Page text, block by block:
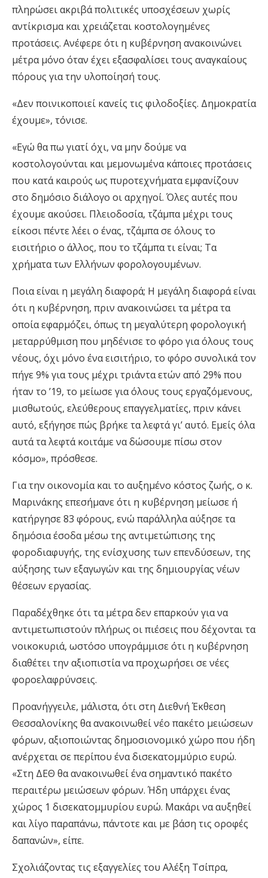
πληρώσει ακριβά πολιτικές υποσχέσεων χωρίς
αντίκρισμα και χρειάζεται κοστολογημένες
προτάσεις. Ανέφερε ότι η κυβέρνηση ανακοινώνει
μέτρα μόνο όταν έχει εξασφαλίσει τους αναγκαίους
πόρους για την υλοποίησή τους.
«Δεν ποινικοποιεί κανείς τις φιλοδοξίες. Δημοκρατία
έχουμε», τόνισε.
«Εγώ θα πω γιατί όχι, να μην δούμε να
κοστολογούνται και μεμονωμένα κάποιες προτάσεις
που κατά καιρούς ως πυροτεχνήματα εμφανίζουν
στο δημόσιο διάλογο οι αρχηγοί. Όλες αυτές που
έχουμε ακούσει. Πλειοδοσία, τζάμπα μέχρι τους
είκοσι πέντε λέει ο ένας, τζάμπα σε όλους το
εισιτήριο ο άλλος, που το τζάμπα τι είναι; Τα
χρήματα των Ελλήνων φορολογουμένων.
Ποια είναι η μεγάλη διαφορά; Η μεγάλη διαφορά είναι
ότι η κυβέρνηση, πριν ανακοινώσει τα μέτρα τα
οποία εφαρμόζει, όπως τη μεγαλύτερη φορολογική
μεταρρύθμιση που μηδένισε το φόρο για όλους τους
νέους, όχι μόνο ένα εισιτήριο, το φόρο συνολικά τον
πήγε 9% για τους μέχρι τριάντα ετών από 29% που
ήταν το ’19, το μείωσε για όλους τους εργαζόμενους,
μισθωτούς, ελεύθερους επαγγελματίες, πριν κάνει
αυτό, εξήγησε πώς βρήκε τα λεφτά γι’ αυτό. Εμείς όλα
αυτά τα λεφτά κοιτάμε να δώσουμε πίσω στον
κόσμο», πρόσθεσε.
Για την οικονομία και το αυξημένο κόστος ζωής, ο κ.
Μαρινάκης επεσήμανε ότι η κυβέρνηση μείωσε ή
κατήργησε 83 φόρους, ενώ παράλληλα αύξησε τα
δημόσια έσοδα μέσω της αντιμετώπισης της
φοροδιαφυγής, της ενίσχυσης των επενδύσεων, της
αύξησης των εξαγωγών και της δημιουργίας νέων
θέσεων εργασίας.
Παραδέχθηκε ότι τα μέτρα δεν επαρκούν για να
αντιμετωπιστούν πλήρως οι πιέσεις που δέχονται τα
νοικοκυριά, ωστόσο υπογράμμισε ότι η κυβέρνηση
διαθέτει την αξιοπιστία να προχωρήσει σε νέες
φοροελαφρύνσεις.
Προανήγγειλε, μάλιστα, ότι στη Διεθνή Έκθεση
Θεσσαλονίκης θα ανακοινωθεί νέο πακέτο μειώσεων
φόρων, αξιοποιώντας δημοσιονομικό χώρο που ήδη
ανέρχεται σε περίπου ένα δισεκατομμύριο ευρώ.
«Στη ΔΕΘ θα ανακοινωθεί ένα σημαντικό πακέτο
περαιτέρω μειώσεων φόρων. Ήδη υπάρχει ένας
χώρος 1 δισεκατομμυρίου ευρώ. Μακάρι να αυξηθεί
και λίγο παραπάνω, πάντοτε και με βάση τις οροφές
δαπανών», είπε.
Σχολιάζοντας τις εξαγγελίες του Αλέξη Τσίπρα,